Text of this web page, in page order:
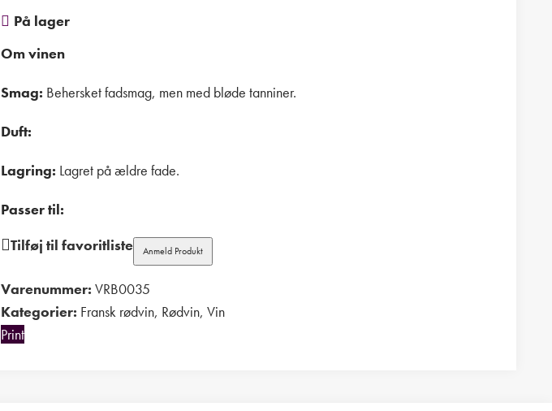
På lager
Om vinen
Smag: Behersket fadsmag, men med bløde tanniner.
Duft:
Lagring: Lagret på ældre fade.
Passer til:
Tilføj til favoritliste
Anmeld Produkt
Varenummer: VRB0035
Kategorier: Fransk rødvin, Rødvin, Vin
Print